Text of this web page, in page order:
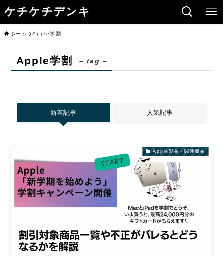
ケチケチデンキ
ホーム Apple学割
Apple学割 – tag –
新着記事 人気記事
Apple製品・関連商品